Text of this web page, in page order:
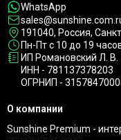
WhatsApp
191040, Россия,
Пн-Пт с 10 до 19
ИП Романовский Л. В.
ИНН - 781137378203
ОГРНИП -
О компании
Sunshine Premium -